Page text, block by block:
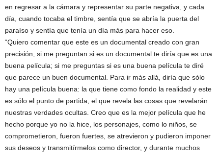
en regresar a la cámara y representar su parte negativa, y cada
día, cuando tocaba el timbre, sentía que se abría la puerta del
paraíso y sentía que tenía un día más para hacer eso.
“Quiero comentar que este es un documental creado con gran
precisión, si me preguntan si es un documental te diría que es una
buena película; si me preguntas si es una buena película te diré
que parece un buen documental. Para ir más allá, diría que sólo
hay una película buena: la que tiene como fondo la realidad y este
es sólo el punto de partida, el que revela las cosas que revelarán
nuestras verdades ocultas. Creo que es la mejor película que he
hecho porque yo no la hice, los personajes, como lo niños, se
comprometieron, fueron fuertes, se atrevieron y pudieron imponer
sus deseos y transmitírmelos como director, y durante muchos